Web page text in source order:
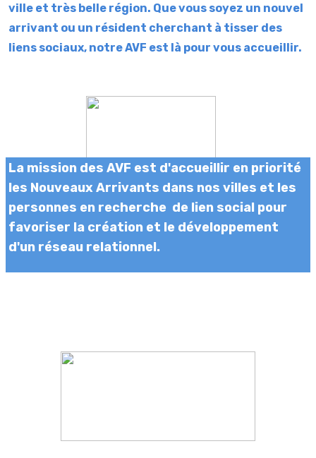
ville et très belle région. Que vous soyez un nouvel
arrivant ou un résident cherchant à tisser des
liens sociaux, notre AVF est là pour vous accueillir.
La mission des AVF est d'accueillir en priorité
les Nouveaux Arrivants dans nos villes et les
personnes en recherche de lien social pour
favoriser la création et le développement
d'un réseau relationnel.